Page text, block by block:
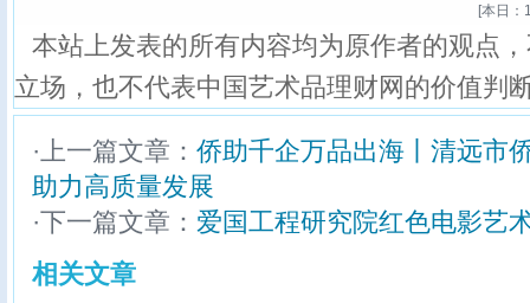
[本日：
本站上发表的所有内容均为原作者的观点
立场，也不代表中国艺术品理财网的价值判
·上一篇文章： 侨助千企万品出海丨清远市
助力高质量发展
·下一篇文章： 爱国工程研究院红色电影艺
相关文章